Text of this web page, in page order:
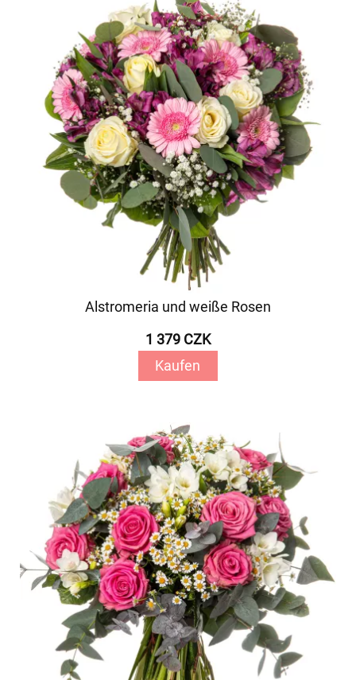
Alstromeria und weiße Rosen
1 379 CZK
Kaufen